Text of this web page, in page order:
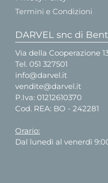
Termini e Condizioni
DARVEL snc di
Via della Cooperazione
Tel. 051 327501
info@darvel.it
vendite@darvel.it
P.Iva: 01212610370
Cod. REA: BO - 242281
Orario:
Dal lunedì al venerdì